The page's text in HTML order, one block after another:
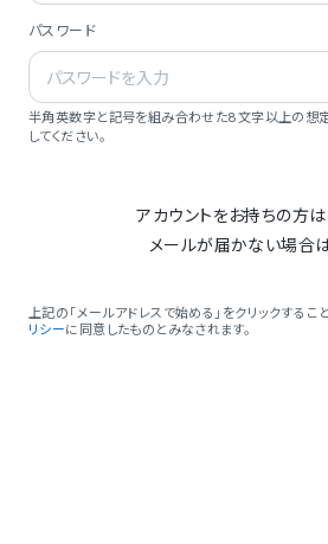
パスワード
半角英数字と記号を組み合わせた8文字以上の想
してください。
アカウントをお持ちの方は
メールが届かない場合
上記の「メールアドレスで始める」をクリックするこ
リシーに同意したものとみなされます。